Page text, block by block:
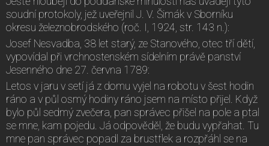
soudní protokoly, jež uveřejnil J. V. Šimák v Sborníku
okresu železnobrodského (roč. I, 1924, str. 143 n.):
Josef Nesvadba, 38 let starý, ze Stanového, otec tří dětí,
vypovídal při vrchnostenském sídelním právě panství
Jesenného dne 27. června 1789:
Letos v jaru v setí já z domu vyjel na robotu v šest hodin
ráno a v půl osmý hodiny ráno jsem na místo přijel. Když
bylo půl sedmý zvečera, pan správec přišel na pole a ptal
se mne, kam pojedu. Já odpověděl, že budu vypřahat. Tu
mne pan správec popadl za brustflek a rozpřáhl se na